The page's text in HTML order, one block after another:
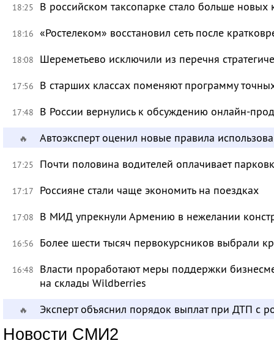
18:25 В российском таксопарке стало больше новых
18:16 «Ростелеком» восстановил сеть после
18:08 Шереметьево исключили из перечня
17:56 В старших классах поменяют программу
17:48 В России вернулись к обсуждению онлайн-
🔥 Автоэксперт оценил новые правила
17:25 Почти половина водителей оплачивает
17:17 Россияне стали чаще экономить на поездках
17:08 В МИД упрекнули Армению в нежелании
16:56 Более шести тысяч первокурсников выбрали
16:48
Власти проработают меры поддержки
на склады Wildberries
🔥 Эксперт объяснил порядок выплат при ДТП с
Новости СМИ2